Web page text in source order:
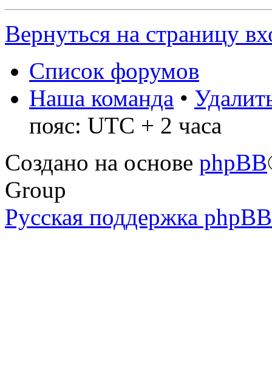
Вернуться на страницу
Список форумов
Наша команда •
пояс: UTC + 2 часа
Создано на основе phpBB
Group
Русская поддержка phpBB